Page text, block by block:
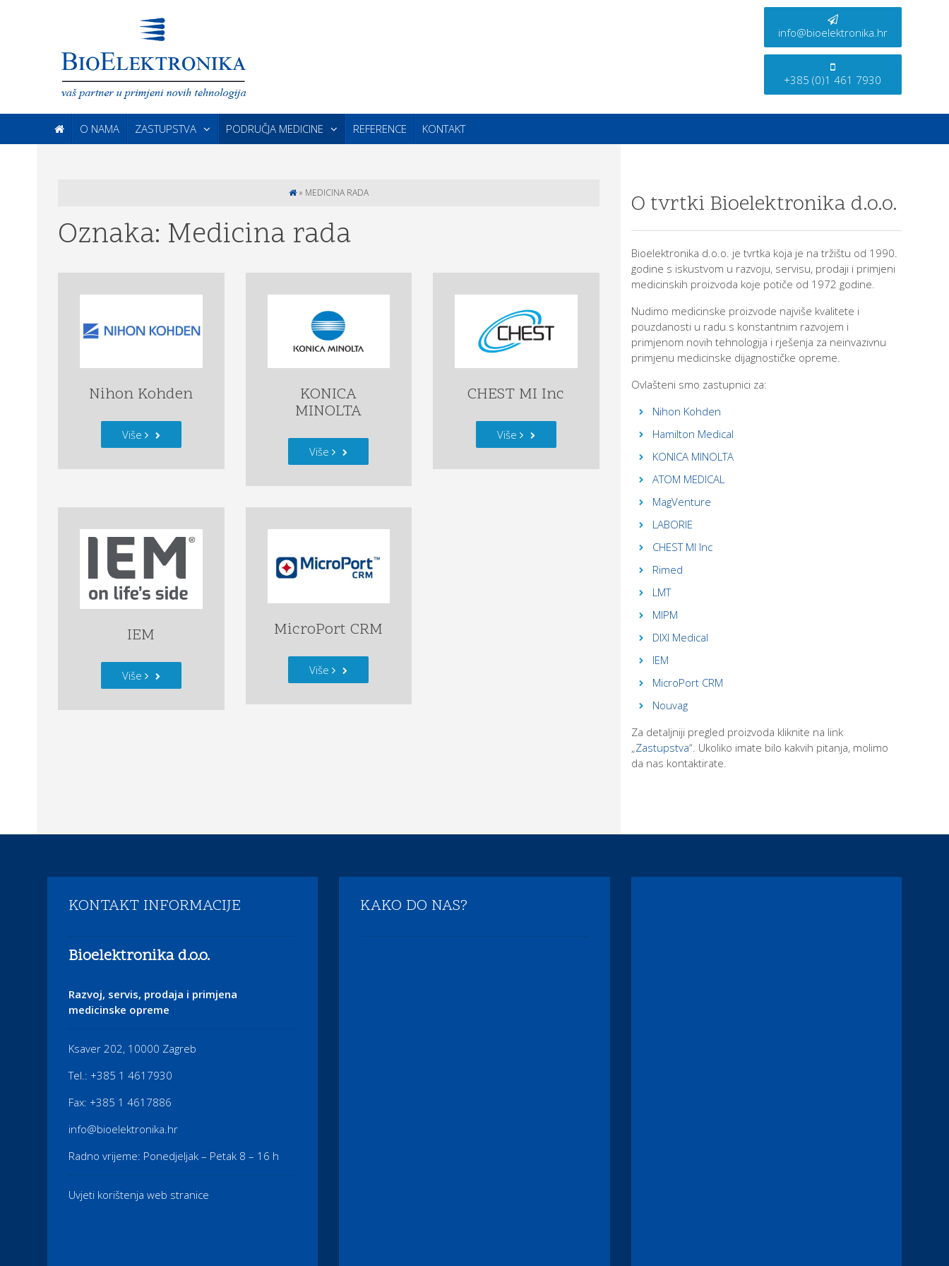
info@bioelektronika.hr
+385 (0)1 461 7930
O NAMA ZASTUPSTVA PODRUČJA MEDICINE REFERENCE KONTAKT
» MEDICINA RADA
Oznaka: Medicina rada
Nihon Kohden
Više
KONICA
MINOLTA
Više
CHEST MI Inc
Više
IEM
Više
MicroPort CRM
Više
O tvrtki Bioelektronika d.o.o.
Bioelektronika d.o.o. je tvrtka koja je na tržištu od 1990.
godine s iskustvom u razvoju, servisu, prodaji i primjeni
medicinskih proizvoda koje potiče od 1972 godine.
Nudimo medicinske proizvode najviše kvalitete i
pouzdanosti u radu s konstantnim razvojem i
primjenom novih tehnologija i rješenja za neinvazivnu
primjenu medicinske dijagnostičke opreme.
Ovlašteni smo zastupnici za:
Nihon Kohden
Hamilton Medical
KONICA MINOLTA
ATOM MEDICAL
MagVenture
LABORIE
CHEST MI Inc
Rimed
LMT
MIPM
DIXI Medical
IEM
MicroPort CRM
Nouvag
Za detaljniji pregled proizvoda kliknite na link
„Zastupstva“. Ukoliko imate bilo kakvih pitanja, molimo
da nas kontaktirate.
KONTAKT INFORMACIJE
Bioelektronika d.o.o.
Razvoj, servis, prodaja i primjena
medicinske opreme
Ksaver 202, 10000 Zagreb
Tel.: +385 1 4617930
Fax: +385 1 4617886
info@bioelektronika.hr
Radno vrijeme: Ponedjeljak – Petak 8 – 16 h
Uvjeti korištenja web stranice
KAKO DO NAS?